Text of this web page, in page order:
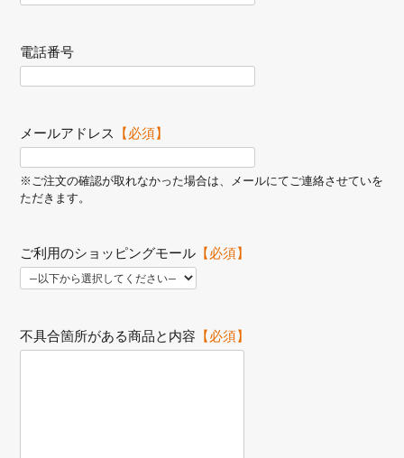
電話番号
メールアドレス 【必須】
※ご注文の確認が取れなかった場合は、メールにてご連絡させていを
ただきます。
ご利用のショッピングモール 【必須】
不具合箇所がある商品と内容 【必須】